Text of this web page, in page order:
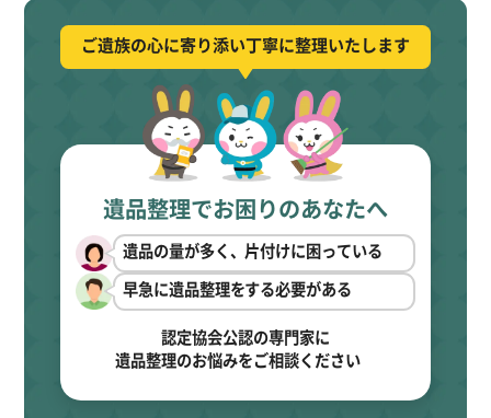
ご遺族の心に寄り添い丁寧に整理いたします
遺品整理でお困りのあなたへ
遺品の量が多く、片付けに困っている
早急に遺品整理をする必要がある
認定協会公認の専門家に
遺品整理のお悩みをご相談ください